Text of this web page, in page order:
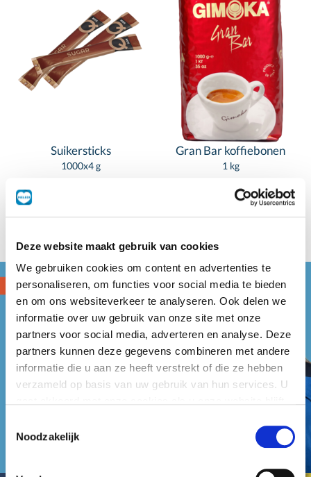
Deze website maakt gebruik van cookies
We gebruiken cookies om content en advertenties te
personaliseren, om functies voor social media te bieden
en om ons websiteverkeer te analyseren. Ook delen we
informatie over uw gebruik van onze site met onze
partners voor social media, adverteren en analyse. Deze
partners kunnen deze gegevens combineren met andere
informatie die u aan ze heeft verstrekt of die ze hebben
verzameld op basis van uw gebruik van hun services. U
Noodzakelijk
Suikersticks
1000x4 g
Gran Bar koffiebonen
1 kg